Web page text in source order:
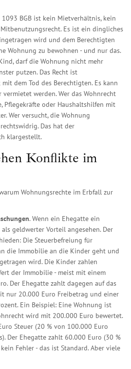
BGB ist kein Mietverhältnis, kein
Es ist ein dingliches
wird und dem Berechtigten
Wohnung zu bewohnen - und nur das.
darf die Wohnung nicht mehr
putzen. Das Recht ist
dem Tod des Berechtigten. Es kann
werden. Wer das Wohnrecht
Pflegekräfte oder Haushaltshilfen mit
Wer versucht, die Wohnung
Das hat der
klargestellt.
Konflikte im
Wohnungsrechte im Erbfall zur
. Wenn ein Ehegatte ein
geldwerter Vorteil angesehen. Der
Die Steuerbefreiung für
die Immobilie an die Kinder geht und
wird. Die Kinder zahlen
der Immobilie - meist mit einem
Der Ehegatte zahlt dagegen auf das
nur 20.000 Euro Freibetrag und einer
Ein Beispiel: Eine Wohnung ist
wird mit 200.000 Euro bewertet.
Steuer (20 % von 100.000 Euro
Der Ehegatte zahlt 60.000 Euro (30 %
Fehler - das ist Standard. Aber viele